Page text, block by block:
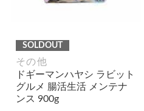
SOLDOUT
その他
ドギーマンハヤシ ラビット
グルメ 腸活生活 メンテナ
ンス 900g